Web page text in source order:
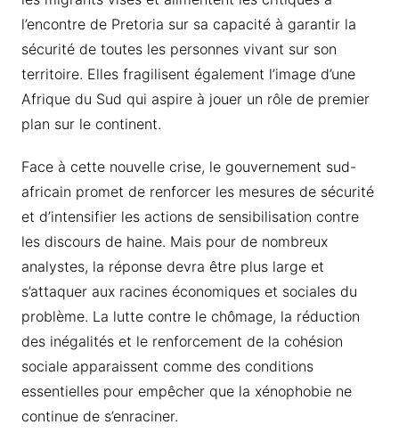
l’encontre de Pretoria sur sa capacité à garantir la
sécurité de toutes les personnes vivant sur son
territoire. Elles fragilisent également l’image d’une
Afrique du Sud qui aspire à jouer un rôle de premier
plan sur le continent.
Face à cette nouvelle crise, le gouvernement sud-
africain promet de renforcer les mesures de sécurité
et d’intensifier les actions de sensibilisation contre
les discours de haine. Mais pour de nombreux
analystes, la réponse devra être plus large et
s’attaquer aux racines économiques et sociales du
problème. La lutte contre le chômage, la réduction
des inégalités et le renforcement de la cohésion
sociale apparaissent comme des conditions
essentielles pour empêcher que la xénophobie ne
continue de s’enraciner.